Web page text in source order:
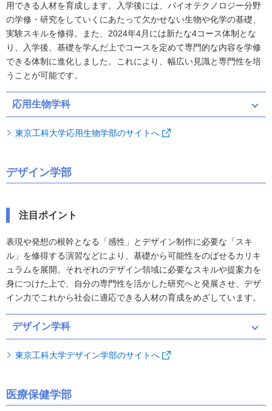
用できる人材を育成します。入学後には、バイオテクノロジー分野
の学修・研究をしていくにあたって欠かせない生物や化学の基礎、
実験スキルを修得。また、2024年4月には新たな4コース体制とな
り、入学後、基礎を学んだ上でコースを定めて専門的な内容を学修
できる体制に進化しました。これにより、幅広い見識と専門性を培
うことが可能です。
応用生物学科
東京工科大学応用生物学部のサイトへ
デザイン学部
注目ポイント
表現や発想の根幹となる「感性」とデザイン制作に必要な「スキ
ル」を修得する演習などにより、基礎から可能性をのばせるカリキ
ュラムを展開。それぞれのデザイン領域に必要なスキルや提案力を
身につけた上で、自分の専門性を活かした研究へと発展させ、デザ
イン力でこれから社会に適応できる人材の育成をめざしています。
デザイン学科
東京工科大学デザイン学部のサイトへ
医療保健学部